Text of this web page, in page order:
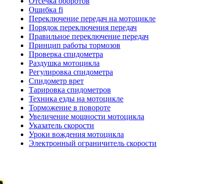
Ошибка fi
Переключение передач на мотоцикле
Порядок переключения передач
Правильное переключение передач
Принцип работы тормозов
Проверка спидометра
Раздушка мотоцикла
Регулировка спидометра
Спидометр врет
Тарировка спидометров
Техника езды на мотоцикле
Торможение в повороте
Увеличение мощности мотоцикла
Указатель скорости
Уроки вождения мотоцикла
Электронный ограничитель скорости